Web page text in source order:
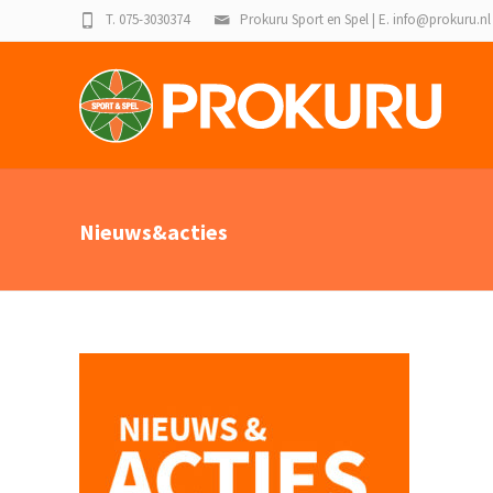
Prokuru Sport en Spel | E. info@prokuru.nl
T. 075-3030374
Nieuws&acties